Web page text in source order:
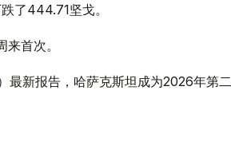
了444.71坚戈。
首次。
最新报告，哈萨克斯坦成为2026年第二